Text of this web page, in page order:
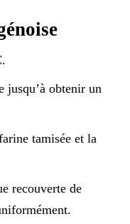
jusqu’à obtenir un
tamisée et la
recouverte de